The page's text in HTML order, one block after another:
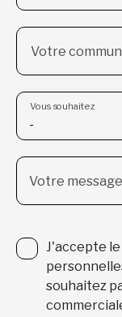
Votre
-
Vous souhaitez
Votre message
J'accepte
souhaitez